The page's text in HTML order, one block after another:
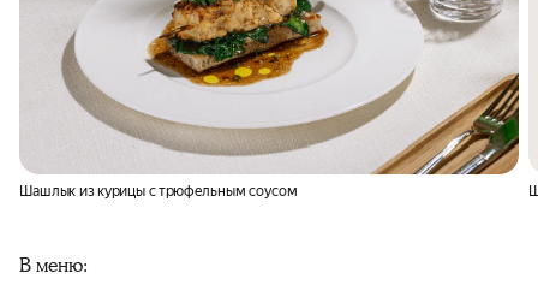
Шашлык из курицы с трюфельным соусом
В меню: